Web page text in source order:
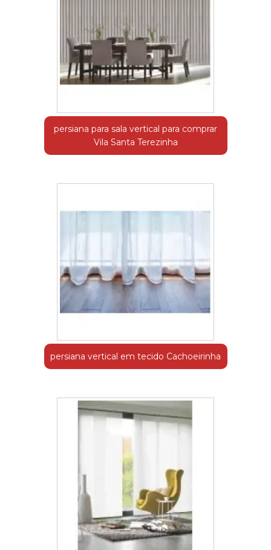
persiana para sala vertical para comprar
Vila Santa Terezinha
persiana vertical em tecido Cachoeirinha